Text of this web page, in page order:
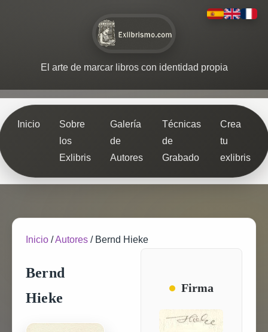
El arte de marcar libros con identidad propia
Inicio
Sobre
los
Exlibris
Galería
de
Autores
Técnicas
de
Grabado
Crea
tu
exlibris
Inicio /Autores / Bernd Hieke
Bernd
Hieke
Firma